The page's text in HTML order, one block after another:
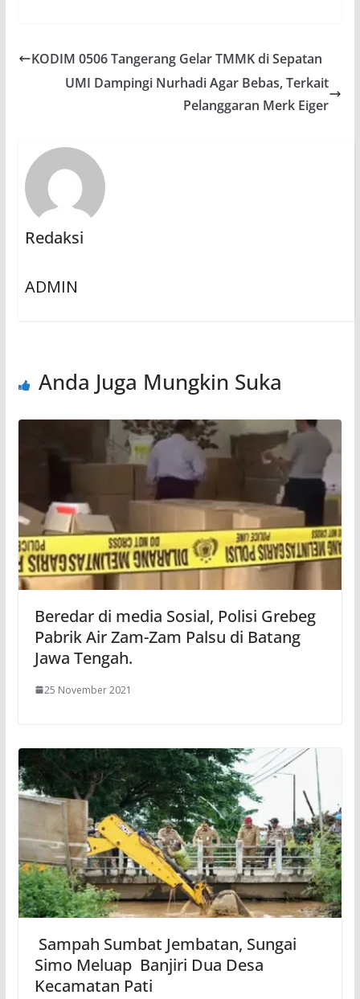
KODIM 0506 Tangerang Gelar TMMK di Sepatan
UMI Dampingi Nurhadi Agar Bebas, Terkait
Pelanggaran Merk Eiger
Redaksi
ADMIN
Anda Juga Mungkin Suka
Beredar di media Sosial, Polisi Grebeg
Pabrik Air Zam-Zam Palsu di Batang
Jawa Tengah.
25 November 2021
Sampah Sumbat Jembatan, Sungai
Simo Meluap Banjiri Dua Desa
Kecamatan Pati